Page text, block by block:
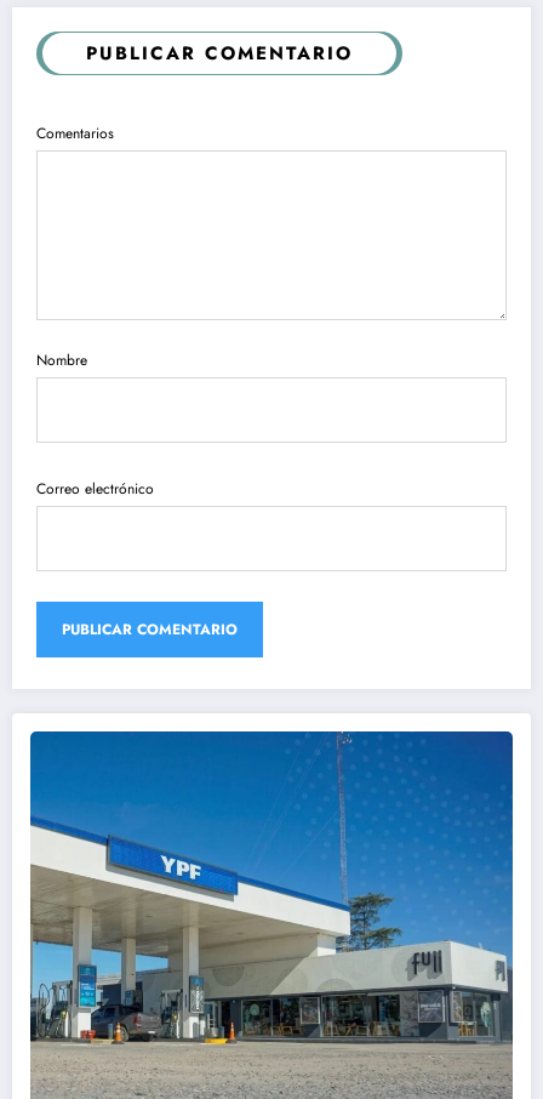
PUBLICAR COMENTARIO
Comentarios
Nombre
Correo electrónico